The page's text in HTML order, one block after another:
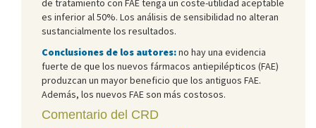
es inferior al 50%. Los análisis de sensibilidad no alteran
sustancialmente los resultados.
Conclusiones de los autores:no hay una evidencia
fuerte de que los nuevos fármacos antiepilépticos (FAE)
produzcan un mayor beneficio que los antiguos FAE.
Además, los nuevos FAE son más costosos.
Comentario del CRD